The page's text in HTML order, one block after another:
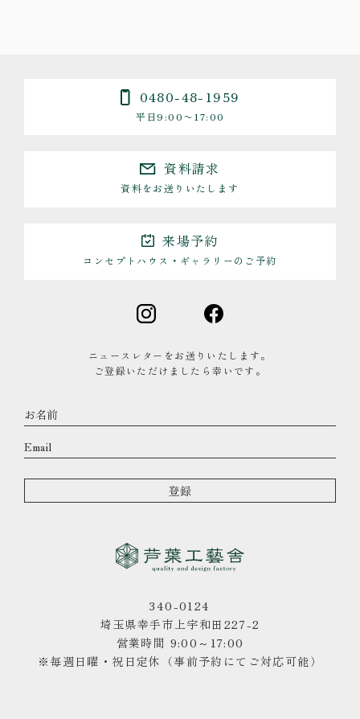
0480-48-1959
平日9:00〜17:00
資料請求
資料をお送りいたします
来場予約
コンセプトハウス・ギャラリーのご予約
ニュースレターをお送りいたします。
ご登録いただけましたら幸いです。
340-0124
埼玉県幸手市上宇和田227-2
営業時間 9:00～17:00
※毎週日曜・祝日定休（事前予約にてご対応可能）